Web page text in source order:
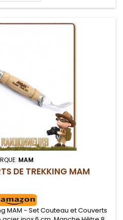
MAM
DE TREKKING MAM
MAM - Set Couteau et Couverts